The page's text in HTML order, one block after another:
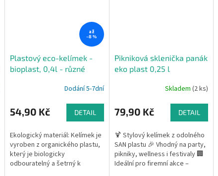
až
–8 %
Plastový eco-kelímek -
bioplast, 0,4l - různé
Dodání 5-7dní
54,90 Kč DETAIL
Ekologický materiál: Kelímek je
vyroben z organického plastu,
který je biologicky
odbouratelný a šetrný k
Pikniková sklenička panák
eko plast 0,25 l
Skladem(2 ks)
79,90 Kč DETAIL
🍹 Stylový kelímek z odolného
SAN plastu 🎉 Vhodný na party,
pikniky, wellness i festivaly 🏢
Ideální pro firemní akce –